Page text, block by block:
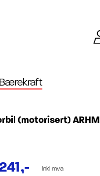
(motorisert) ARHM
,- inkl mva